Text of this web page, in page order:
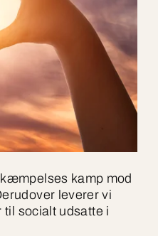
kamp mod
leverer vi
socialt udsatte i